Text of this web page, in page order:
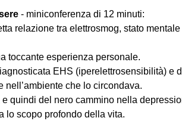
- miniconferenza di 12 minuti:
relazione tra elettrosmog, stato mentale
toccante esperienza personale.
EHS (iperelettrosensibilità) e
che lo circondava.
quindi del nero cammino nella
lo scopo profondo della vita.